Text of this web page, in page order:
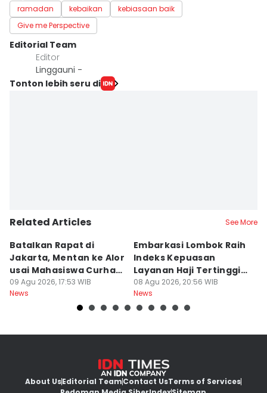
ramadan kebaikan
kebiasaan baik
Give me Perspective
Editorial Team
Editor
Linggauni -
Tonton lebih seru di
Related Articles See More
Batalkan Rapat di
Jakarta, Mentan ke Alor
usai Mahasiswa Curhat
Beras Mahal
09 Agu 2026, 17:53 WIB
News
Embarkasi Lombok Raih
Indeks Kepuasan
Layanan Haji Tertinggi
Nasional
08 Agu 2026, 20:56 WIB
News
About UsEditorial TeamContact UsTerms of Services